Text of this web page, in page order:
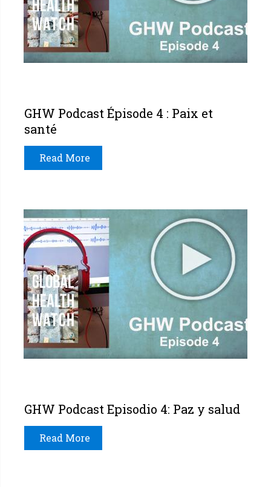
GHW Podcast Épisode 4 : Paix et
santé
Read More
GHW Podcast Episodio 4: Paz y salud
Read More